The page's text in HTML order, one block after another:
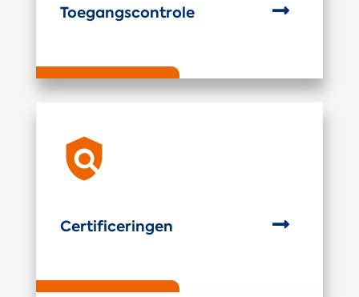

Toegangscontrole

Certificeringen